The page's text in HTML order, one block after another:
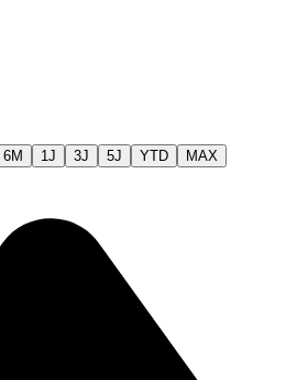
6M 1J 3J 5J YTD MAX